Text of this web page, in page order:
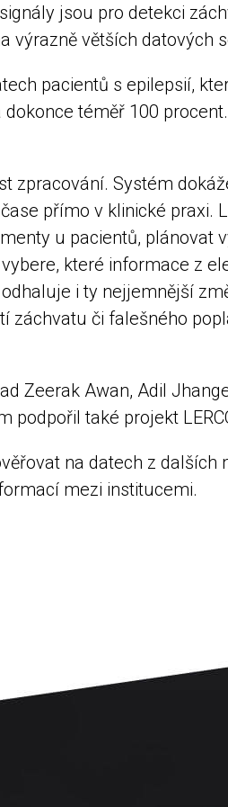
jsou pro detekci
výrazně větších datových
pacientů s epilepsií,
téměř 100
zpracování. Systém
přímo v klinické praxi.
u pacientů, plánovat
které informace z
i ty nejjemnější
záchvatu či falešného
Zeerak Awan, Adil
podpořil také projekt
na datech z
mezi institucemi.